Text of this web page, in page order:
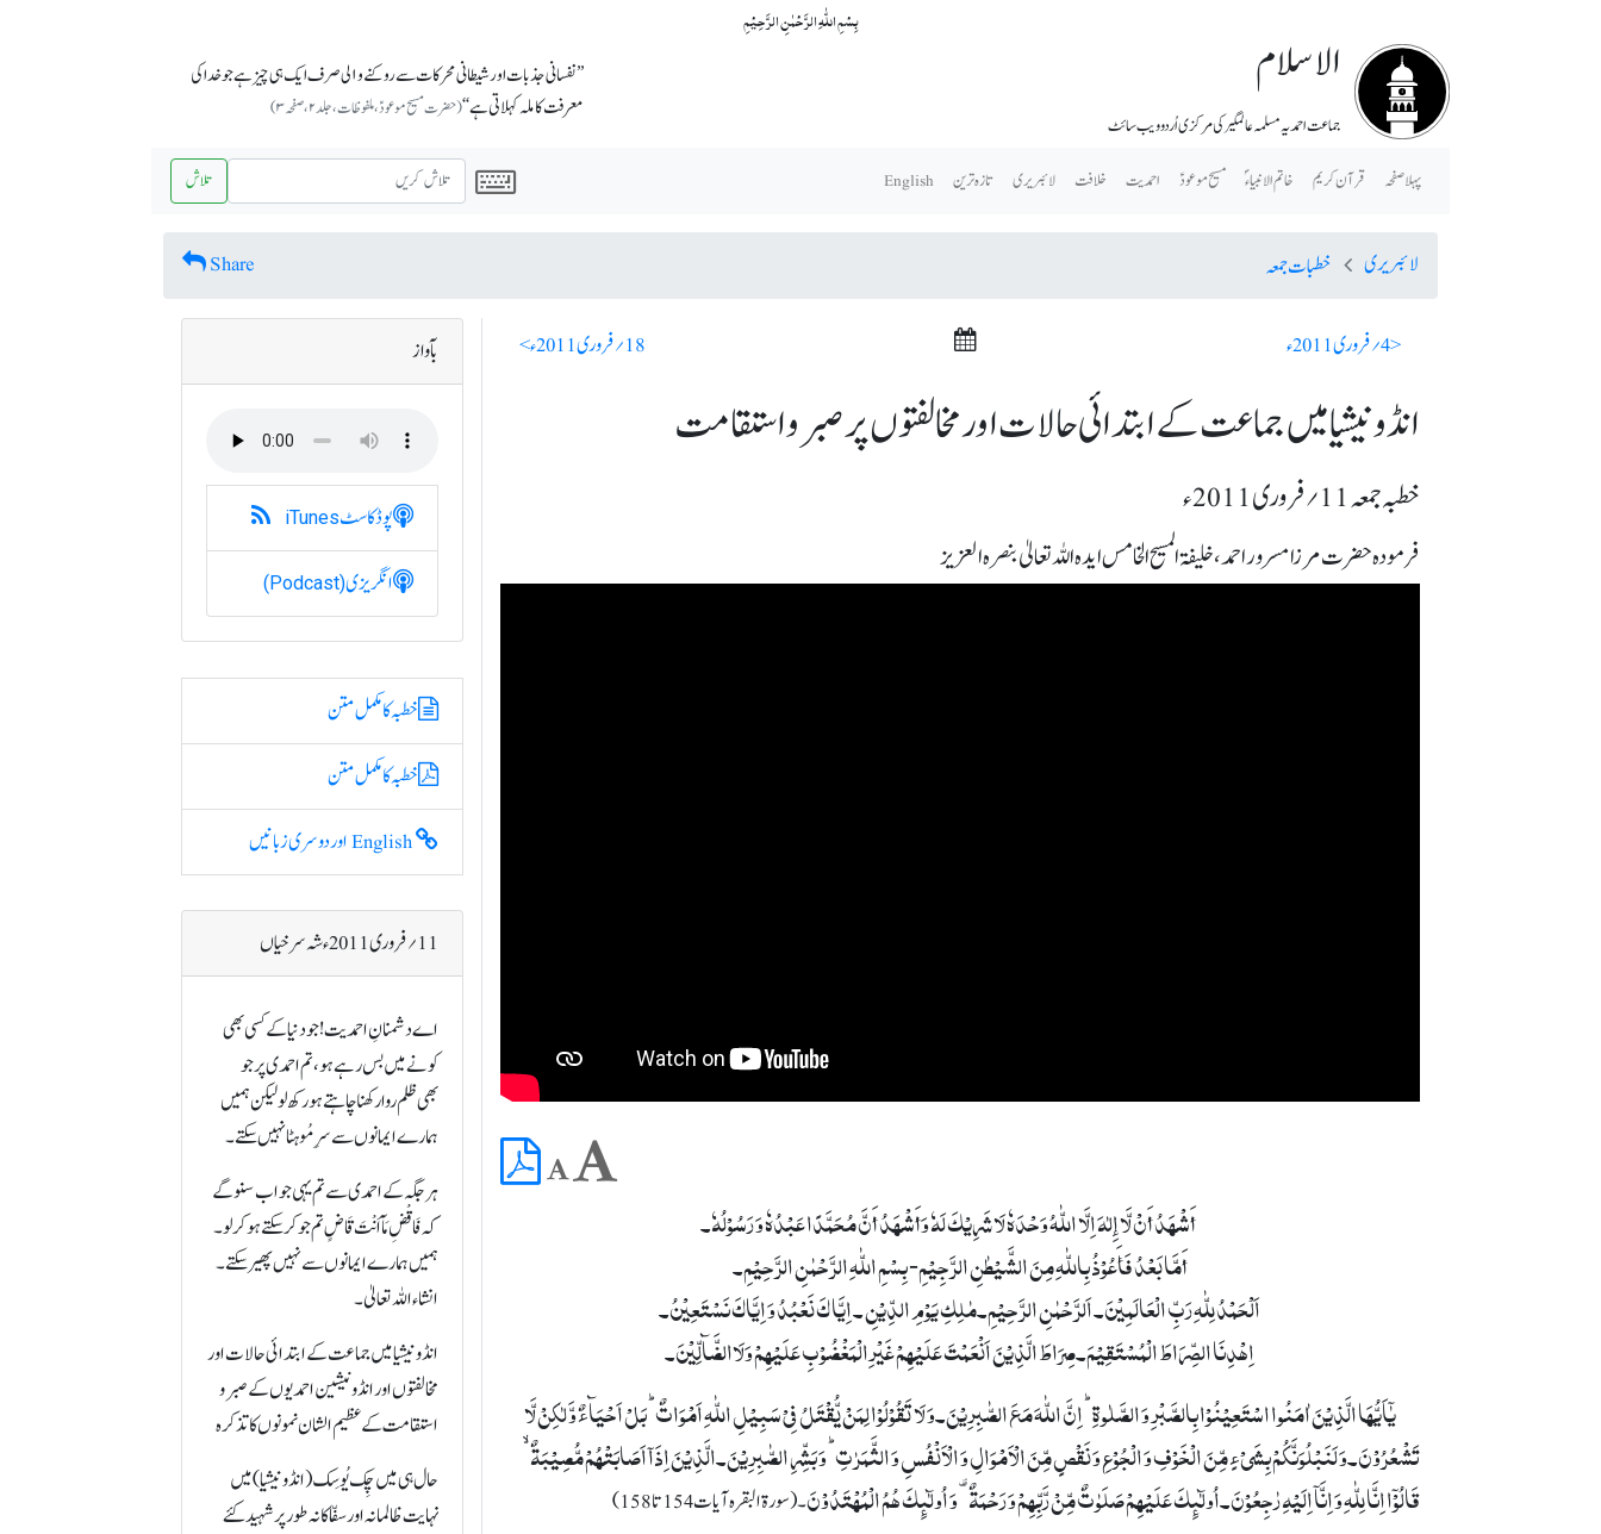
بِسۡمِ اللّٰہِ الرَّحۡمٰنِ الرَّحِیۡمِ
الاسلام
جماعت احمدیہ مسلمہ عالمگیر کی مرکزی اُردو ویب سائٹ
’’نفسانی جذبات اور شیطانی محرکات سے روکنے و۱لی صرف ایک ہی چیز ہے جو خدا کی
معرفت کاملہ کہلاتی ہے‘‘(حضرت مسیح موعودؑ، ملفوظات، جلد ۲، صفحہ ۳)
پہلا صفحہ قرآن کریم خاتم الانبیاء ؐ مسیح موعودؑ احمدیت خلافت لائبریری تازہ ترین English تلاش
لائبریری خطبات جمعہ Share
< 4؍ فروری 2011ء 18؍ فروری 2011ء >
انڈونیشیا میں جماعت کے ابتدائی حالات اور مخالفتوں پر صبر و استقامت
خطبہ جمعہ 11؍ فروری 2011ء
فرمودہ حضرت مرزا مسرور احمد، خلیفۃ المسیح الخامس ایدہ اللہ تعالیٰ بنصرہ العزیز
أَشْھَدُ أَنْ لَّا إِلٰہَ اِلَّا اللّٰہُ وَحْدَہٗ لَا شَرِیْکَ لَہٗ وَأَشْھَدُ أَنَّ مُحَمَّدًا عَبْدُہٗ وَ رَسُوْلُہٗ۔
أَمَّا بَعْدُ فَأَعُوْذُ بِاللّٰہِ مِنَ الشَّیْطٰنِ الرَّجِیْمِ- بِسْمِ اللّٰہِ الرَّحْمٰنِ الرَّحِیْمِ۔
اَلْحَمْدُ لِلّٰہِ رَبِّ الْعَالَمِیْنَ۔ اَلرَّحْمٰنِ الرَّحِیْمِ۔مٰلِکِ یَوْمِ الدِّیْنِ ۔ اِیَّا کَ نَعْبُدُ وَ اِیَّاکَ نَسْتَعِیْنُ۔
اِھْدِنَا الصِّرَاطَ الْمُسْتَقِیْمَ۔صِرَاطَ الَّذِیْنَ اَنْعَمْتَ عَلَیْھِمْ غَیْرِالْمَغْضُوْبِ عَلَیْھِمْ وَلَاالضَّآلِّیْنَ۔
یٰۤاَیُّہَا الَّذِیۡنَ اٰمَنُوا اسۡتَعِیۡنُوۡا بِالصَّبۡرِ وَ الصَّلٰوۃِ ؕ اِنَّ اللّٰہَ مَعَ الصّٰبِرِیۡنَ۔وَ لَا تَقُوۡلُوۡا لِمَنۡ یُّقۡتَلُ فِیۡ سَبِیۡلِ اللّٰہِ اَمۡوَاتٌ ؕ بَلۡ اَحۡیَآءٌ وَّ لٰکِنۡ لَّا
تَشۡعُرُوۡنَ۔وَ لَنَبۡلُوَنَّکُمۡ بِشَیۡءٍ مِّنَ الۡخَوۡفِ وَ الۡجُوۡعِ وَ نَقۡصٍ مِّنَ الۡاَمۡوَالِ وَ الۡاَنۡفُسِ وَ الثَّمَرٰتِ ؕ وَ بَشِّرِ الصّٰبِرِیۡنَ۔الَّذِیۡنَ اِذَاۤ اَصَابَتۡہُمۡ مُّصِیۡبَۃٌ ۙ
قَالُوۡۤا اِنَّا لِلّٰہِ وَ اِنَّاۤ اِلَیۡہِ رٰجِعُوۡنَ۔اُولٰٓئِکَ عَلَیۡہِمۡ صَلَوٰتٌ مِّنۡ رَّبِّہِمۡ وَ رَحۡمَۃٌ ۟ وَ اُولٰٓئِکَ ہُمُ الۡمُہۡتَدُوۡنَ۔ (سورۃ البقرہ آیات 154تا 158)
بآواز
پوڈکاسٹiTunes
انگریزی(Podcast)
خطبہ کا مکمل متن
خطبہ کا مکمل متن
English اور دوسری زبانیں
11؍ فروری 2011ء شہ سرخیاں
اے دشمنانِ احمدیت! جو دنیا کے کسی بھی
کونے میں بس رہے ہو، تم احمدی پر جو
بھی ظلم روا رکھنا چاہتے ہو رکھ لولیکن ہمیں
ہمارے ایمانوں سے سرِ مُو ہٹا نہیں سکتے۔
ہر جگہ کے احمدی سے تم یہی جواب سنو گے
کہ فَاقْضِ مَآ اَنْتَ قَاضٍ تم جو کر سکتے ہو کر لو۔
ہمیں ہمارے ایمانوں سے نہیں پھیر سکتے۔
انشاء اللہ تعالیٰ۔
انڈونیشیا میں جماعت کے ابتدائی حالات اور
مخالفتوں اور انڈونیشین احمدیوں کے صبر و
استقامت کے عظیم الشان نمونوں کا تذکرہ
حال ہی میں چِک یُوسِک (انڈونیشیا) میں
نہایت ظالمانہ اور سفّاکانہ طور پر شہید کئے